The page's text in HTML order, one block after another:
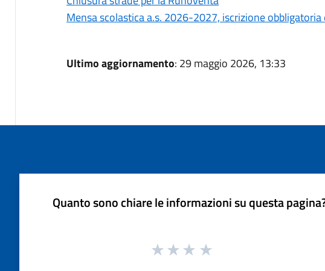
Mensa scolastica a.s. 2026-2027, iscrizione
Ultimo aggiornamento: 29 maggio 2026, 13:33
Quanto sono chiare le informazioni su questa